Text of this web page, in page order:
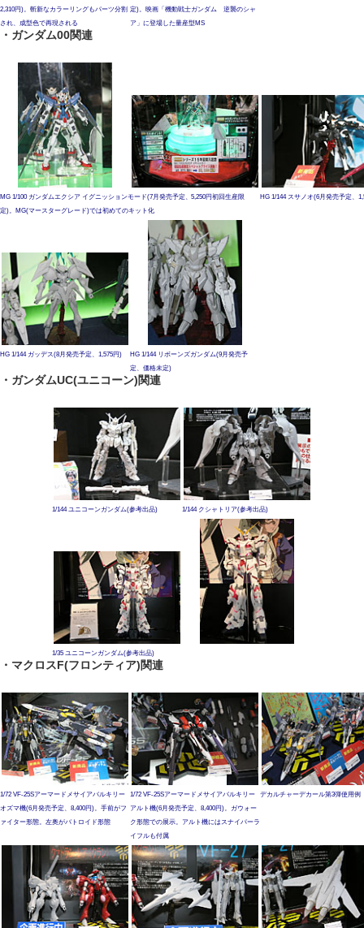
2,310円)。斬新なカラーリングもパーツ分割
され、成型色で再現される
定)。映画「機動戦士ガンダム 逆襲のシャ
ア」に登場した量産型MS
・ガンダム00関連
MG 1/100 ガンダムエクシア イグニッションモード(7月発売予定、5,250円初回生産限
定)。MG(マースターグレード)では初めてのキット化
HG 1/144 スサノオ(6月発売予定、
HG 1/144 ガッデス(8月発売予定、1,575円)
HG 1/144 リボーンズガンダム(9月発売予
定、価格未定)
・ガンダムUC(ユニコーン)関連
1/144 ユニコーンガンダム(参考出品) 1/144 クシャトリア(参考出品)
1/35 ユニコーンガンダム(参考出品)
・マクロスF(フロンティア)関連
1/72 VF-25Sアーマードメサイアバルキリー
オズマ機(6月発売予定、8,400円)。手前がフ
ァイター形態。左奥がバトロイド形態
1/72 VF-25Sアーマードメサイアバルキリー
アルト機(6月発売予定、8,400円)。ガウォー
ク形態での展示。アルト機にはスナイパーラ
イフルも付属
デカルチャーデカール第3弾使用例